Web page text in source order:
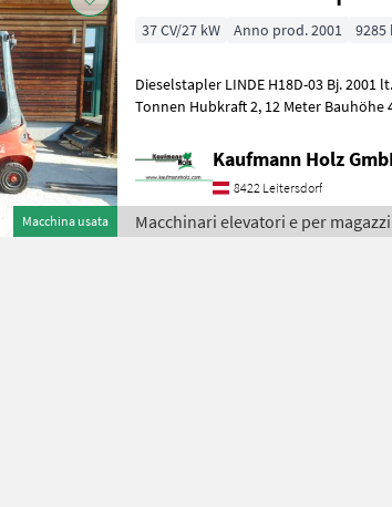
Macchina usata
37 CV/27 kW Anno prod. 2001 9285
Dieselstapler LINDE H18D-03 Bj. 2001 lt. Zähler 9.285 Stunden 1, 8
Tonnen Hubkraft 2, 12 Meter Bauhöhe
Kaufmann Holz
8422 Leitersdorf
Macchinari elevatori e per